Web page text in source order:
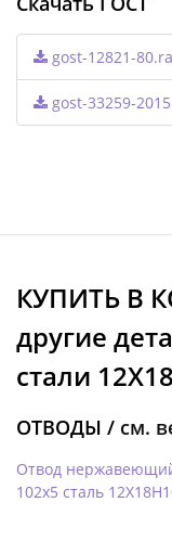
gost-12821-
gost-33259-
КУПИТЬ В
другие
стали
ОТВОДЫ / см.
Отвод
102х5 сталь